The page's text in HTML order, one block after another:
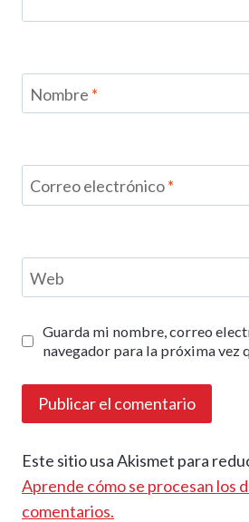
Nombre *
Correo electrónico*
Web
Guarda mi nombre, correo
navegador para la próxima vez
Este sitio usa Akismet para
Aprende cómo se procesan los
comentarios.